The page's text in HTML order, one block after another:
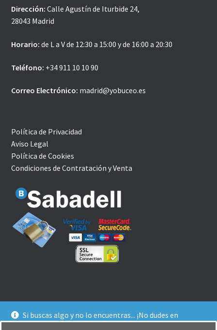
Dirección: Calle Agustín de Iturbide 24,
28043 Madrid
Horario: de L a V de 12:30 a 15:00 y de 16:00 a 20:30
Teléfono: +34 911 10 10 90
Correo Electrónico: madrid@yobuceo.es
Política de Privacidad
Aviso Legal
Política de Cookies
Condiciones de Contratación y Venta
© YoBuceo | Tienda Online 2026
Si buscas algo y no lo encuentras... ¡No dudes en